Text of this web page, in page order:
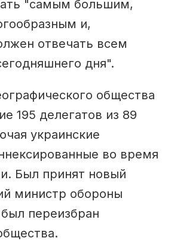
"самым большим,
и,
отвечать всем
дня".
общества
195 делегатов из 89
украинские
во время
Был принят новый
министр обороны
переизбран